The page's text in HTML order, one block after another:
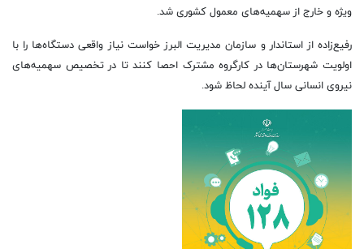
ویژه و خارج از سهمیه‌های معمول کشوری شد.
رفیع‌زاده از استاندار و سازمان مدیریت البرز خواست نیاز واقعی دستگاه‌ها را با
اولویت شهرستان‌ها در کارگروه مشترک احصا کنند تا در تخصیص سهمیه‌های
نیروی انسانی سال آینده لحاظ شود.